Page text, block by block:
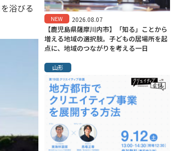
浴びる
NEW 2026.08.07
【鹿児島県薩摩川内市】「知る」ことから
増える地域の選択肢。子どもの居場所を起
点に、地域のつながりを考える一日
山形